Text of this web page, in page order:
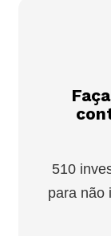
510
para não